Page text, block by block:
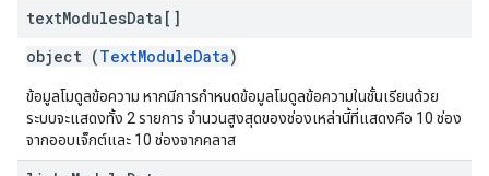
textModulesData[]
object (TextModuleData)
ข้อมูลโมดูลข้อความ หากมีการกําหนดข้อมูลโมดูลข้อความในชั้นเรียนด้วย
ระบบจะแสดงทั้ง 2 รายการ จำนวนสูงสุดของช่องเหล่านี้ที่แสดงคือ 10 ช่อง
จากออบเจ็กต์และ 10 ช่องจากคลาส